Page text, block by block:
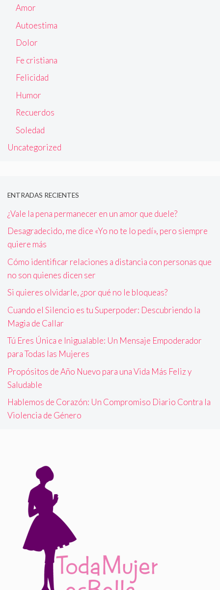
Amor
Autoestima
Dolor
Fe cristiana
Felicidad
Humor
Recuerdos
Soledad
Uncategorized
ENTRADAS RECIENTES
¿Vale la pena permanecer en un amor que duele?
Desagradecido, me dice «Yo no te lo pedí», pero siempre
quiere más
Cómo identificar relaciones a distancia con personas que
no son quienes dicen ser
Si quieres olvidarle, ¿por qué no le bloqueas?
Cuando el Silencio es tu Superpoder: Descubriendo la
Magia de Callar
Tú Eres Única e Inigualable: Un Mensaje Empoderador
para Todas las Mujeres
Propósitos de Año Nuevo para una Vida Más Feliz y
Saludable
Hablemos de Corazón: Un Compromiso Diario Contra la
Violencia de Género